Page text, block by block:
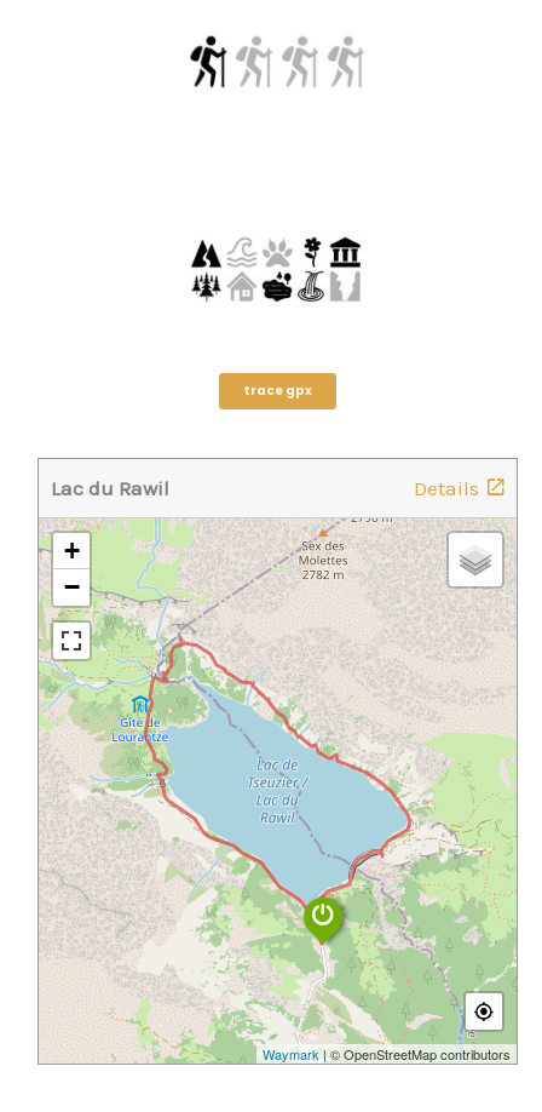
trace gpx
Details
Lac du Rawil
+
−
Waymark| © OpenStreetMap contributors